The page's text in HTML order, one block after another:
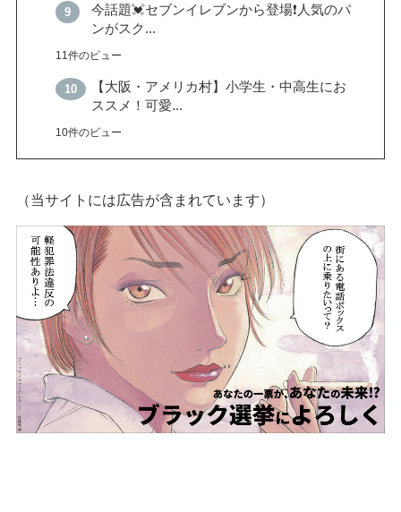
今話題💓セブンイレブンから登場❗️人気のパ
ンがスク...
11件のビュー
【大阪・アメリカ村】小学生・中高生にお
ススメ！可愛...
10件のビュー
（当サイトには広告が含まれています）